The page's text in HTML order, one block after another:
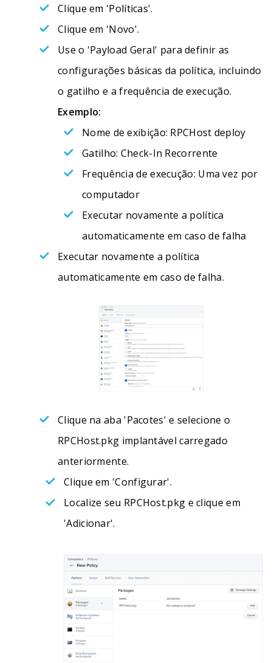
Clique em 'Políticas'.
Clique em 'Novo'.
Use o 'Payload Geral' para definir as
configurações básicas da política, incluindo
o gatilho e a frequência de execução.
Exemplo:
Nome de exibição: RPCHost deploy
Gatilho: Check-In Recorrente
Frequência de execução: Uma vez por
computador
Executar novamente a política
automaticamente em caso de falha
Executar novamente a política
automaticamente em caso de falha.
Clique na aba 'Pacotes' e selecione o
RPCHost.pkg implantável carregado
anteriormente.
Clique em 'Configurar'.
Localize seu RPCHost.pkg e clique em
'Adicionar'.